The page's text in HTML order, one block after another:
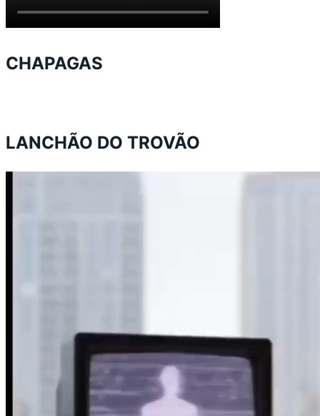
CHAPAGAS
LANCHÃO DO TROVÃO